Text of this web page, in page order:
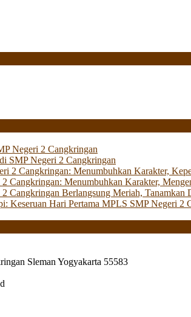
Negeri 2 Cangkringan
SMP Negeri 2 Cangkringan
2 Cangkringan: Menumbuhkan Karakter,
Cangkringan: Menumbuhkan Karakter,
Cangkringan Berlangsung Meriah, Tanamkan
Keseruan Hari Pertama MPLS SMP Negeri 2
Sleman Yogyakarta 55583